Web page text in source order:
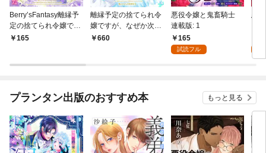
Berry’sFantasy離縁予
定の捨てられ令嬢です
が、なぜか次期公爵様
165
離縁予定の捨てられ令
嬢ですが、なぜか次期
公爵様の溺愛が始まり
660
悪役令嬢と鬼畜騎士
連載版: 1
165
試読フル
悪
プランタン出版のおすすめ本 もっと見る